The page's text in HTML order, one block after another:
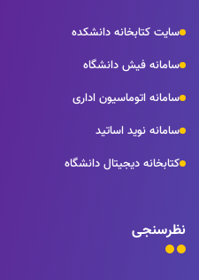
سایت کتابخانه دانشکده
سامانه فیش دانشگاه
سامانه اتوماسیون اداری
سامانه نوید اساتید
کتابخانه دیجیتال دانشگاه
نظرسنجی